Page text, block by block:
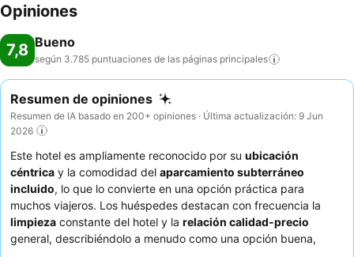
Opiniones
7,8 Bueno
según 3.785 puntuaciones de las páginas principales
Resumen de opiniones
Resumen de IA basado en 200+ opiniones · Última actualización: 9 Jun
2026
Este hotel es ampliamente reconocido por su ubicación
céntrica y la comodidad del aparcamiento subterráneo
incluido, lo que lo convierte en una opción práctica para
muchos viajeros. Los huéspedes destacan con frecuencia la
limpieza constante del hotel y la relación calidad-precio
general, describiéndolo a menudo como una opción buena,